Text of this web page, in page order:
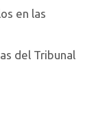
en las
del Tribunal